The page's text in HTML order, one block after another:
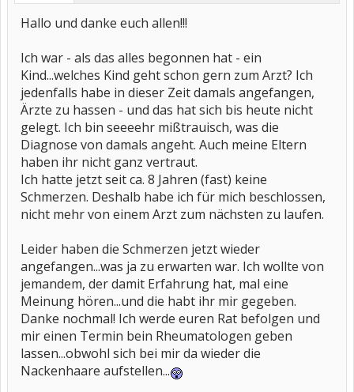
Hallo und danke euch allen!!!
Ich war - als das alles begonnen hat - ein
Kind...welches Kind geht schon gern zum Arzt? Ich
jedenfalls habe in dieser Zeit damals angefangen,
Ärzte zu hassen - und das hat sich bis heute nicht
gelegt. Ich bin seeeehr mißtrauisch, was die
Diagnose von damals angeht. Auch meine Eltern
haben ihr nicht ganz vertraut.
Ich hatte jetzt seit ca. 8 Jahren (fast) keine
Schmerzen. Deshalb habe ich für mich beschlossen,
nicht mehr von einem Arzt zum nächsten zu laufen.
Leider haben die Schmerzen jetzt wieder
angefangen...was ja zu erwarten war. Ich wollte von
jemandem, der damit Erfahrung hat, mal eine
Meinung hören...und die habt ihr mir gegeben.
Danke nochmal! Ich werde euren Rat befolgen und
mir einen Termin bein Rheumatologen geben
lassen...obwohl sich bei mir da wieder die
Nackenhaare aufstellen...